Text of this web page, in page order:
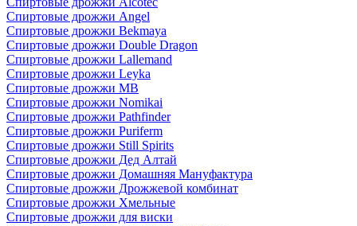
Спиртовые дрожжи Angel
Спиртовые дрожжи Bekmaya
Спиртовые дрожжи Double Dragon
Спиртовые дрожжи Lallemand
Спиртовые дрожжи Leyka
Спиртовые дрожжи MB
Спиртовые дрожжи Nomikai
Спиртовые дрожжи Pathfinder
Спиртовые дрожжи Puriferm
Спиртовые дрожжи Still Spirits
Спиртовые дрожжи Дед Алтай
Спиртовые дрожжи Домашняя Мануфактура
Спиртовые дрожжи Дрожжевой комбинат
Спиртовые дрожжи Хмельные
Спиртовые дрожжи для виски